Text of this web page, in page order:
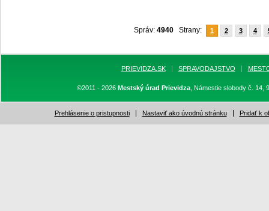
Správ: 4940Strany: 1 2 3 4
PRIEVIDZA.SK SPRAVODAJSTVO
©2011 - 2026 Mestský úrad Prievidza, Námestie slobody č. 14,
Prehlásenie o pristupnosti Nastaviť ako úvodnú stránku Pridať k